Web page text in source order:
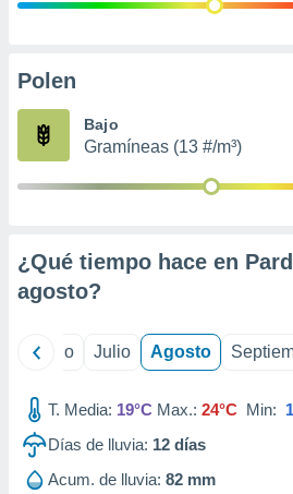
publicidad
de
Polen
Bajo
Gramíneas (13 #/m³)
¿Qué tiempo hace en
agosto?
Junio Julio Agosto
T. Media: 19°C Max.: 24°C Min:
Días de lluvia: 12 días
Acum. de lluvia: 82 mm